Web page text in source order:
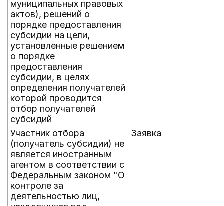
муниципальных правовых
актов), решений о
порядке предоставления
субсидии на цели,
установленные решением
о порядке
предоставления
субсидии, в целях
определения получателей
которой проводится
отбор получателей
субсидий
Участник отбора
(получатель субсидии) не
является иностранным
агентом в соответствии с
Федеральным законом "О
контроле за
деятельностью лиц,
Заявка